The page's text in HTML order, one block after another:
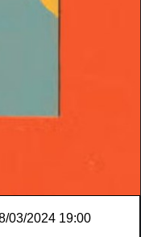
03/2024 19:00